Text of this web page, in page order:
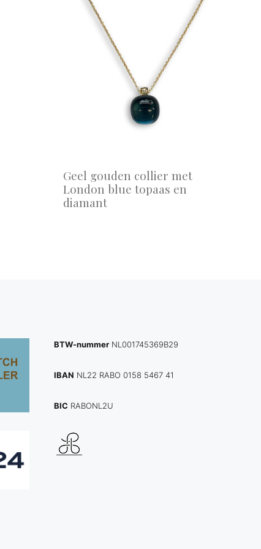
Geel gouden collier met
London blue topaas en
diamant
BTW-nummer NL001745369B29
IBAN NL22 RABO 0158 5467 41
BIC RABONL2U